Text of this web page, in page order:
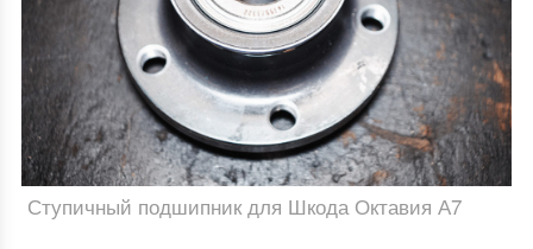
Ступичный подшипник для Шкода Октавия А7